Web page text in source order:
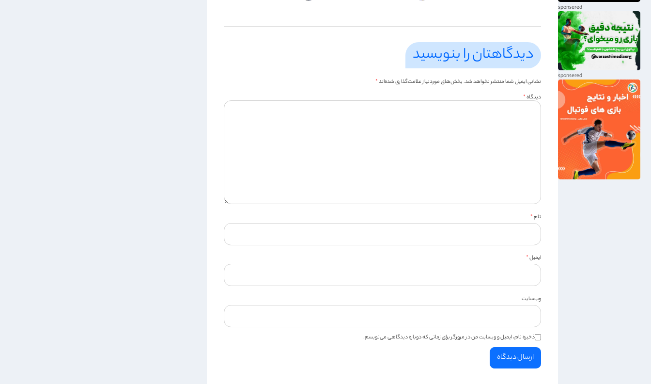
دیدگاهتان را بنویسید
نشانی ایمیل شما منتشر نخواهد شد.بخش‌های موردنیاز علامت‌گذاری شده‌اند*
دیدگاه*
نام*
ایمیل*
وب‌سایت
ذخیره نام، ایمیل و وبسایت من در مرورگر برای زمانی که دوباره دیدگاهی می‌نویسم.